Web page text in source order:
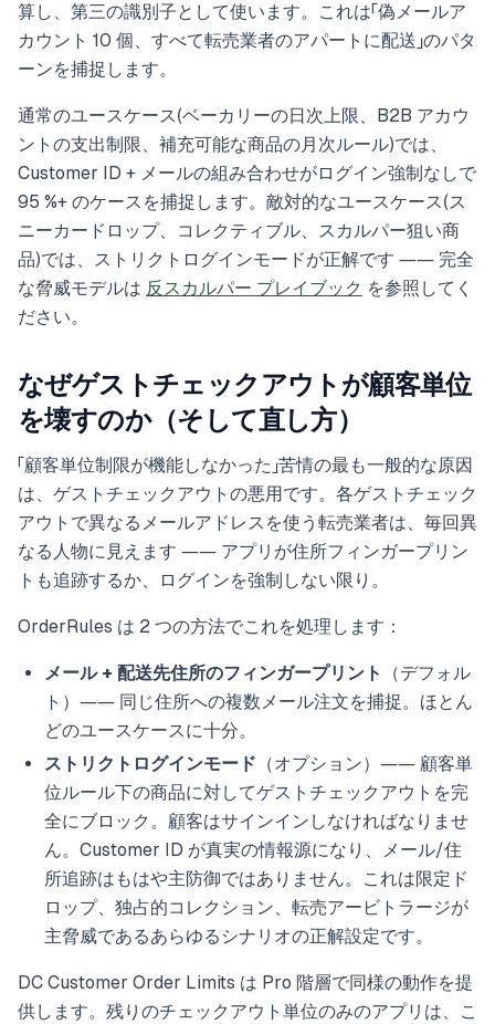
算し、第三の識別子として使います。これは「偽メールア
カウント 10 個、すべて転売業者のアパートに配送」のパタ
ーンを捕捉します。
通常のユースケース(ベーカリーの日次上限、B2B アカウ
ントの支出制限、補充可能な商品の月次ルール)では、
Customer ID + メールの組み合わせがログイン強制なしで
95 %+ のケースを捕捉します。敵対的なユースケース(ス
ニーカードロップ、コレクティブル、スカルパー狙い商
品)では、ストリクトログインモードが正解です ―― 完全
な脅威モデルは 反スカルパー プレイブック を参照してく
ださい。
なぜゲストチェックアウトが顧客単位
を壊すのか（そして直し方）
「顧客単位制限が機能しなかった」苦情の最も一般的な原因
は、ゲストチェックアウトの悪用です。各ゲストチェック
アウトで異なるメールアドレスを使う転売業者は、毎回異
なる人物に見えます ―― アプリが住所フィンガープリン
トも追跡するか、ログインを強制しない限り。
OrderRules は 2 つの方法でこれを処理します：
メール + 配送先住所のフィンガープリント
（デフォル
ト）―― 同じ住所への複数メール注文を捕捉。ほとん
どのユースケースに十分。
ストリクトログインモード （オプション）―― 顧客単
位ルール下の商品に対してゲストチェックアウトを完
全にブロック。顧客はサインインしなければなりませ
ん。Customer ID が真実の情報源になり、メール/住
所追跡はもはや主防御ではありません。これは限定ド
ロップ、独占的コレクション、転売アービトラージが
主脅威であるあらゆるシナリオの正解設定です。
DC Customer Order Limits は Pro 階層で同様の動作を提
供します。残りのチェックアウト単位のみのアプリは、こ